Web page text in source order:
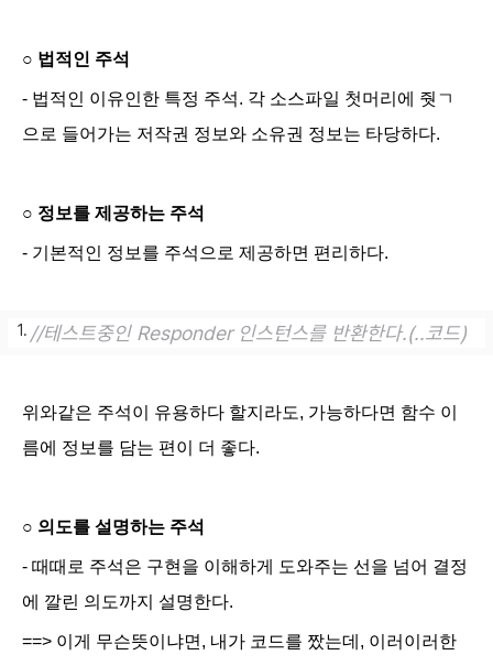
○ 법적인 주석
- 법적인 이유인한 특정 주석. 각 소스파일 첫머리에 줫ㄱ
으로 들어가는 저작권 정보와 소유권 정보는 타당하다.
○ 정보를 제공하는 주석
- 기본적인 정보를 주석으로 제공하면 편리하다.
//테스트중인 Responder 인스턴스를 반환한다.(..코드)
위와같은 주석이 유용하다 할지라도, 가능하다면 함수 이
름에 정보를 담는 편이 더 좋다.
○ 의도를 설명하는 주석
- 때때로 주석은 구현을 이해하게 도와주는 선을 넘어 결정
에 깔린 의도까지 설명한다.
==> 이게 무슨뜻이냐면, 내가 코드를 짰는데, 이러이러한